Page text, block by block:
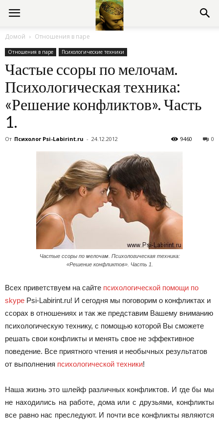
Консультации
психолога
Домой Отношения в паре
Отношения в паре Психологические техники
Частые ссоры по мелочам.
Психологическая техника:
«Решение конфликтов». Часть
1.
От Психолог Psi-Labirint.ru - 24.12.2012 0
9460
Частые ссоры по мелочам. Психологическая техника:
«Решение конфликтов». Часть 1.
Всех приветствуем на сайте психологической помощи по
skype Psi-Labirint.ru! И сегодня мы поговорим о конфликтах и
ссорах в отношениях и так же представим Вашему вниманию
психологическую технику, с помощью которой Вы сможете
решать свои конфликты и менять свое не эффективное
поведение. Все приятного чтения и необычных результатов
от выполнения психологической техники!
Наша жизнь это шлейф различных конфликтов. И где бы мы
не находились на работе, дома или с друзьями, конфликты
все равно нас преследуют. И почти все конфликты являются